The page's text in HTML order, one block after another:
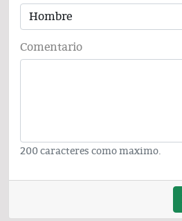
Comentario
200 caracteres como maximo.